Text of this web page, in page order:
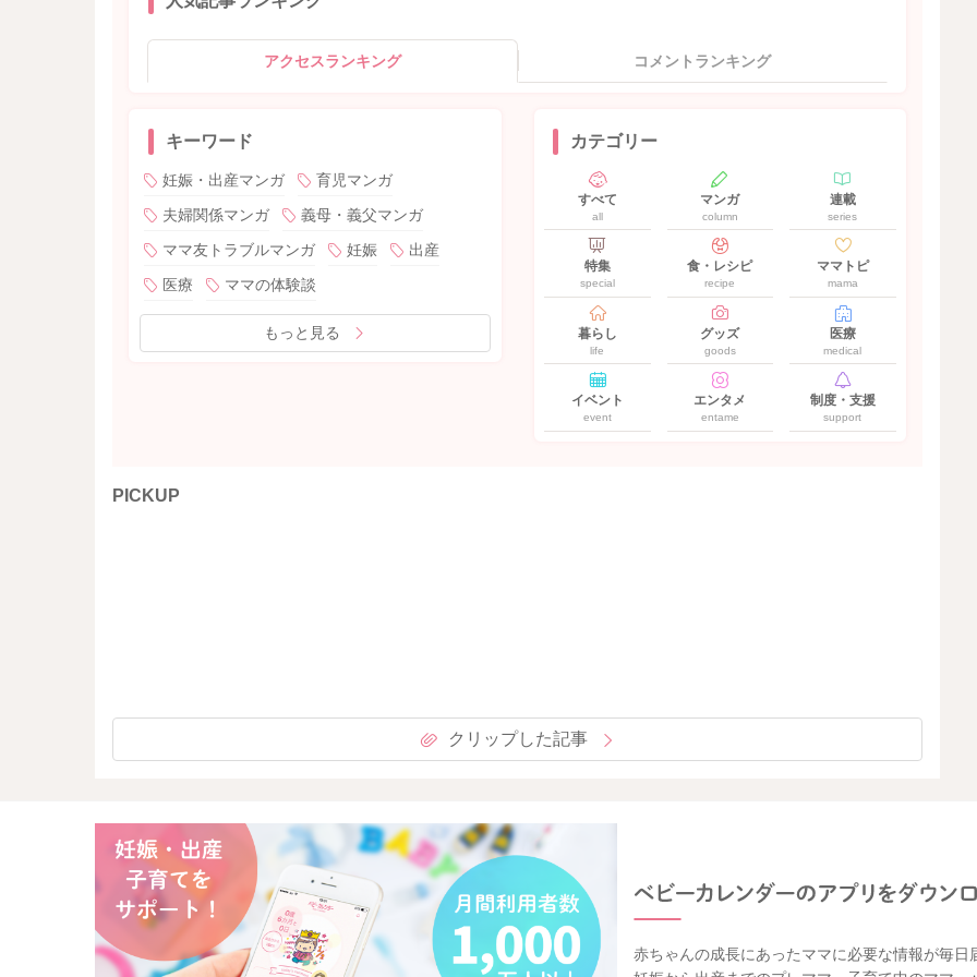
アクセスランキング コメントランキング
キーワード
妊娠・出産マンガ
育児マンガ
夫婦関係マンガ
義母・義父マンガ
ママ友トラブルマンガ
妊娠
出産
医療
ママの体験談
もっと見る
カテゴリー
すべて
all
マンガ
column
連載
series
特集
special
食・レシピ
recipe
ママトピ
mama
暮らし
life
グッズ
goods
医療
medical
イベント
event
エンタメ
entame
制度・支援
support
PICKUP
クリップした記事
赤ちゃんの成長にあったママに必要な情報が毎日